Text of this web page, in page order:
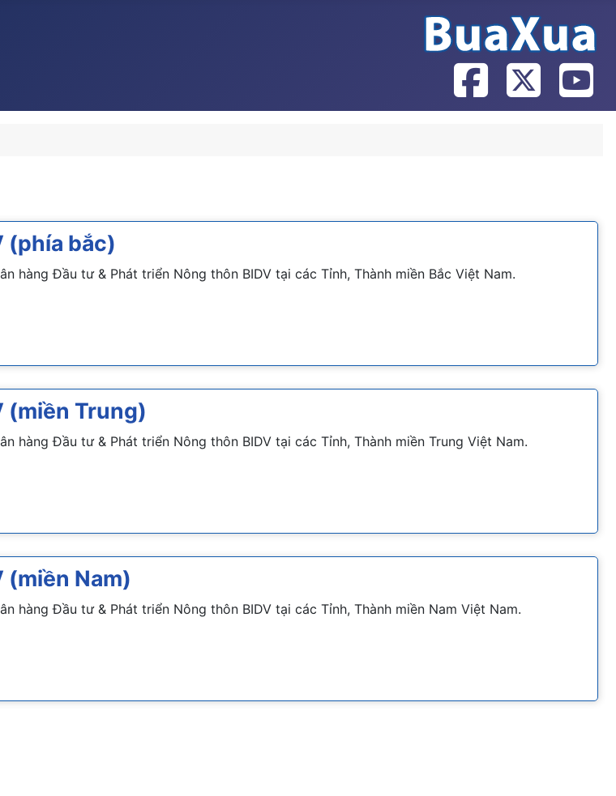
(phía bắc)
hàng Đầu tư & Phát triển Nông thôn BIDV tại các Tỉnh, Thành miền Bắc Việt Nam.
(miền Trung)
hàng Đầu tư & Phát triển Nông thôn BIDV tại các Tỉnh, Thành miền Trung Việt Nam.
(miền Nam)
hàng Đầu tư & Phát triển Nông thôn BIDV tại các Tỉnh, Thành miền Nam Việt Nam.